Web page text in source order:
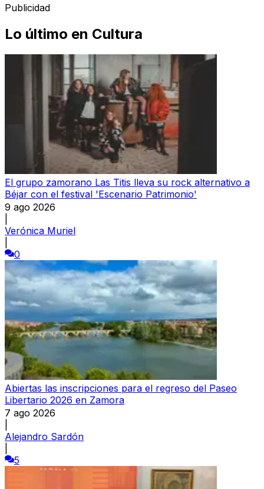
Publicidad
Lo último en Cultura
El grupo zamorano Las Titis lleva su rock alternativo a
Béjar con el festival 'Escenario Patrimonio'
9 ago 2026
Verónica Muriel
0
Abiertas las inscripciones para el regreso del Paseo
Libertario 2026 en Zamora
7 ago 2026
Alejandro Sardón
5